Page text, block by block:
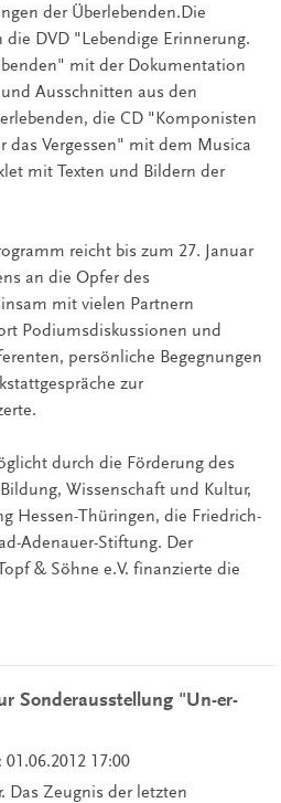
der Überlebenden.Die
DVD "Lebendige Erinnerung.
mit der Dokumentation
Ausschnitten aus den
die CD "Komponisten
das Vergessen" mit dem Musica
mit Texten und Bildern der
reicht bis zum 27. Januar
an die Opfer des
mit vielen Partnern
Podiumsdiskussionen und
persönliche Begegnungen
zur
durch die Förderung des
Wissenschaft und Kultur,
Hessen-Thüringen, die Friedrich-
Adenauer-Stiftung. Der
& Söhne e.V. finanzierte die
Sonderausstellung "Un-er-
01.06.2012 17:00
Das Zeugnis der letzten